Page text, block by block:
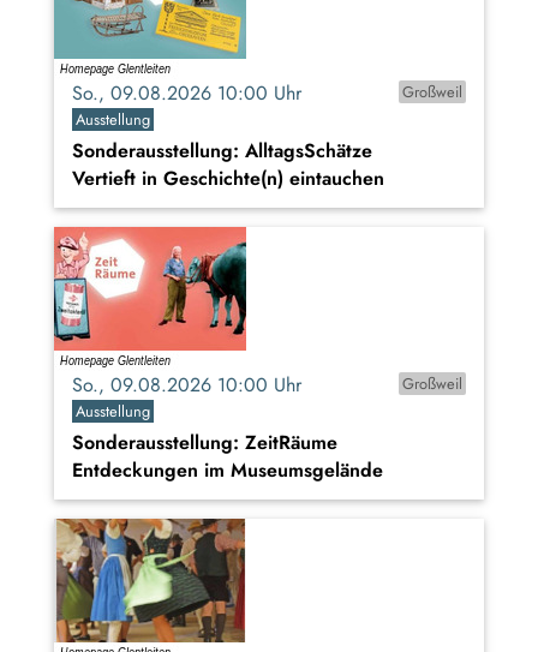
So., 09.08.2026 10:00 Uhr
Großweil
Ausstellung
Sonderausstellung: AlltagsSchätze
Vertieft in Geschichte(n) eintauchen
So., 09.08.2026 10:00 Uhr
Großweil
Ausstellung
Sonderausstellung: ZeitRäume
Entdeckungen im Museumsgelände